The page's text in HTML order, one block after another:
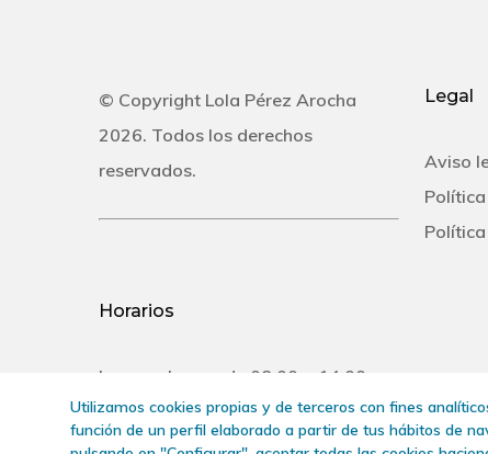
© Copyright Lola Pérez Arocha
2026. Todos los derechos
reservados.
Horarios
Lunes a Jueves de 08:00 a 14:00 y
de 16:00 a 20:00 y Viernes de 08:00
a 14:00con cita previa.
Legal
Aviso
Utilizamos cookies propias y de terceros con fines
función de un perfil elaborado a partir de tus hábitos de